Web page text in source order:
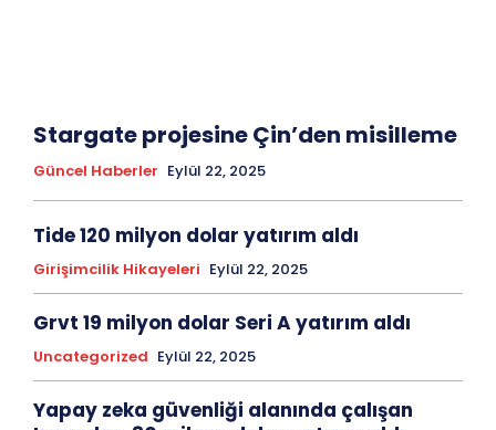
Stargate projesine Çin’den misilleme
Güncel Haberler Eylül 22, 2025
Tide 120 milyon dolar yatırım aldı
Girişimcilik Hikayeleri Eylül 22, 2025
Grvt 19 milyon dolar Seri A yatırım aldı
Uncategorized Eylül 22, 2025
Yapay zeka güvenliği alanında çalışan